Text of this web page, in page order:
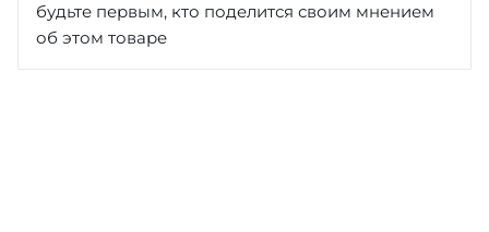
будьте первым, кто поделится своим мнением
об этом товаре